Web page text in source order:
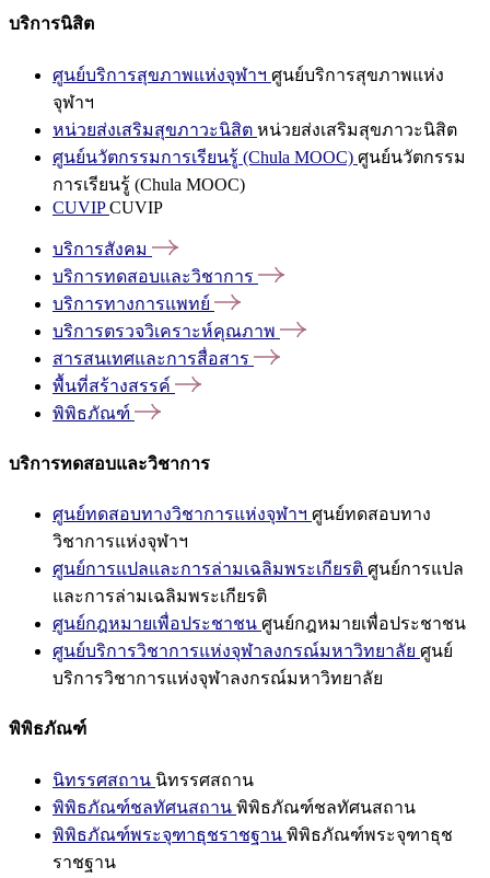
บริการนิสิต
ศูนย์บริการสุขภาพแห่งจุฬาฯ ศูนย์บริการสุขภาพแห่ง
จุฬาฯ
หน่วยส่งเสริมสุขภาวะนิสิต หน่วยส่งเสริมสุขภาวะนิสิต
ศูนย์นวัตกรรมการเรียนรู้ (Chula MOOC) ศูนย์นวัตกรรม
การเรียนรู้ (Chula MOOC)
CUVIPCUVIP
บริการสังคม
บริการทดสอบและวิชาการ
บริการทางการแพทย์
บริการตรวจวิเคราะห์คุณภาพ
สารสนเทศและการสื่อสาร
พื้นที่สร้างสรรค์
พิพิธภัณฑ์
บริการทดสอบและวิชาการ
ศูนย์ทดสอบทางวิชาการแห่งจุฬาฯ ศูนย์ทดสอบทาง
วิชาการแห่งจุฬาฯ
ศูนย์การแปลและการล่ามเฉลิมพระเกียรติ ศูนย์การแปล
และการล่ามเฉลิมพระเกียรติ
ศูนย์กฎหมายเพื่อประชาชน ศูนย์กฎหมายเพื่อประชาชน
ศูนย์บริการวิชาการแห่งจุฬาลงกรณ์มหาวิทยาลัย ศูนย์
บริการวิชาการแห่งจุฬาลงกรณ์มหาวิทยาลัย
พิพิธภัณฑ์
นิทรรศสถาน นิทรรศสถาน
พิพิธภัณฑ์ชลทัศนสถาน พิพิธภัณฑ์ชลทัศนสถาน
พิพิธภัณฑ์พระจุฑาธุชราชฐาน พิพิธภัณฑ์พระจุฑาธุช
ราชฐาน